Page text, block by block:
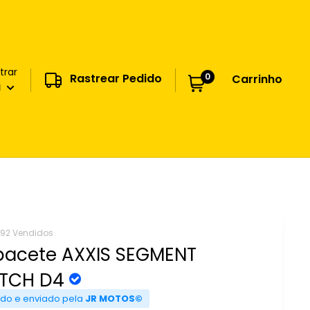
Rastrear Pedido 0 Carrinho
Vendidos
AXXIS SEGMENT
D4
e enviado pela JR MOTOS©